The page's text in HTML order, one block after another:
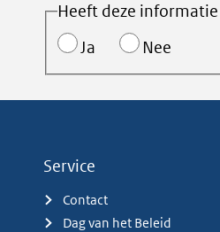
Heeft deze
Ja
Nee
Service
Contact
Dag van het Beleid